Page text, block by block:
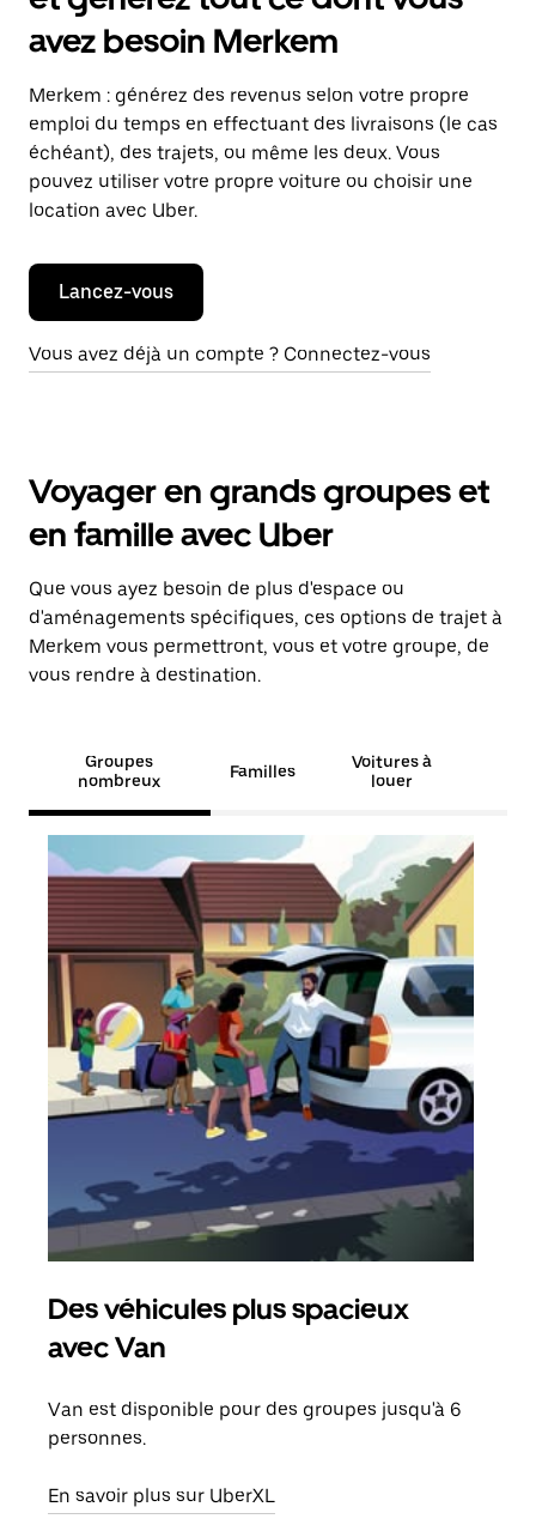
avez besoin Merkem
Merkem : générez des revenus selon votre propre
emploi du temps en effectuant des livraisons (le cas
échéant), des trajets, ou même les deux. Vous
pouvez utiliser votre propre voiture ou choisir une
location avec Uber.
Lancez-vous
Vous avez déjà un compte ? Connectez-vous
Voyager en grands groupes et
en famille avec Uber
Que vous ayez besoin de plus d'espace ou
d'aménagements spécifiques, ces options de trajet à
Merkem vous permettront, vous et votre groupe, de
vous rendre à destination.
Groupes
nombreux
Familles
Voitures à
louer
Des véhicules plus spacieux
avec Van
Van est disponible pour des groupes jusqu'à 6
personnes.
En savoir plus sur UberXL